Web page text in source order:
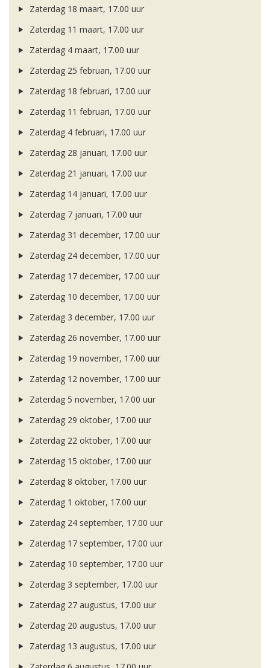
Zaterdag 18 maart, 17.00 uur
Zaterdag 11 maart, 17.00 uur
Zaterdag 4 maart, 17.00 uur
Zaterdag 25 februari, 17.00 uur
Zaterdag 18 februari, 17.00 uur
Zaterdag 11 februari, 17.00 uur
Zaterdag 4 februari, 17.00 uur
Zaterdag 28 januari, 17.00 uur
Zaterdag 21 januari, 17.00 uur
Zaterdag 14 januari, 17.00 uur
Zaterdag 7 januari, 17.00 uur
Zaterdag 31 december, 17.00 uur
Zaterdag 24 december, 17.00 uur
Zaterdag 17 december, 17.00 uur
Zaterdag 10 december, 17.00 uur
Zaterdag 3 december, 17.00 uur
Zaterdag 26 november, 17.00 uur
Zaterdag 19 november, 17.00 uur
Zaterdag 12 november, 17.00 uur
Zaterdag 5 november, 17.00 uur
Zaterdag 29 oktober, 17.00 uur
Zaterdag 22 oktober, 17.00 uur
Zaterdag 15 oktober, 17.00 uur
Zaterdag 8 oktober, 17.00 uur
Zaterdag 1 oktober, 17.00 uur
Zaterdag 24 september, 17.00 uur
Zaterdag 17 september, 17.00 uur
Zaterdag 10 september, 17.00 uur
Zaterdag 3 september, 17.00 uur
Zaterdag 27 augustus, 17.00 uur
Zaterdag 20 augustus, 17.00 uur
Zaterdag 13 augustus, 17.00 uur